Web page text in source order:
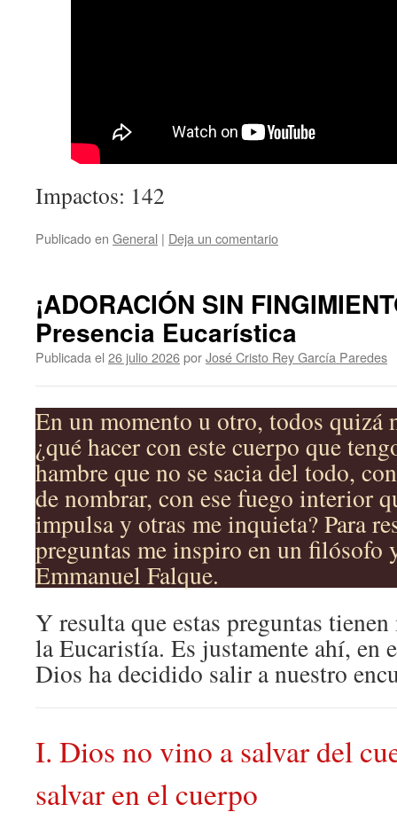
Impactos: 142
Publicado en General | Deja un comentario
¡ADORACIÓN SIN
Presencia Eucarística
Publicada el 26 julio 2026porJosé Cristo Rey García Paredes
En un momento u otro, todos quizá
¿qué hacer con este cuerpo que
hambre que no se sacia del todo,
de nombrar, con ese fuego interior
impulsa y otras me inquieta? Para
preguntas me inspiro en un filósofo
Emmanuel Falque.
Y resulta que estas preguntas
la Eucaristía. Es justamente ahí, en
Dios ha decidido salir a nuestro
I. Dios no vino a salvar del
salvar en el cuerpo